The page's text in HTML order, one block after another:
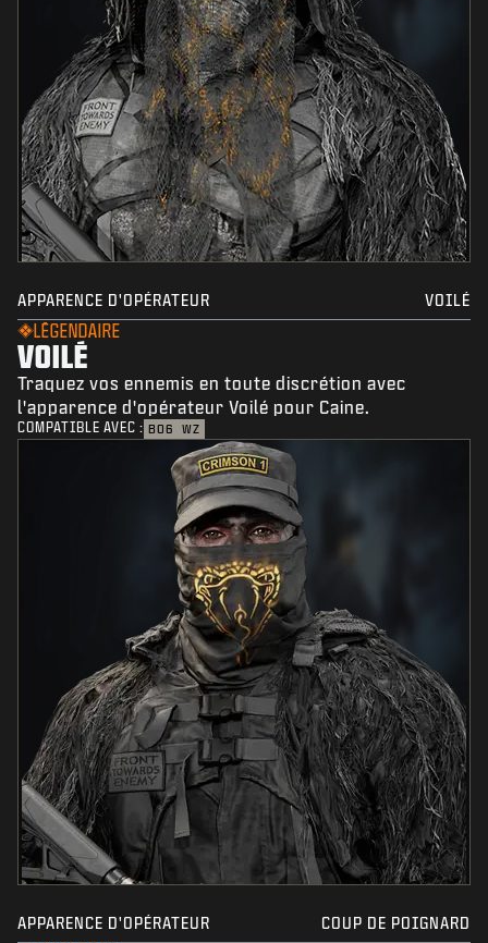
APPARENCE D'OPÉRATEUR VOILÉ
LÉGENDAIRE
VOILÉ
Traquez vos ennemis en toute discrétion avec
l'apparence d'opérateur Voilé pour Caine.
COMPATIBLE AVEC : BO6 WZ
APPARENCE D'OPÉRATEUR COUP DE POIGNARD